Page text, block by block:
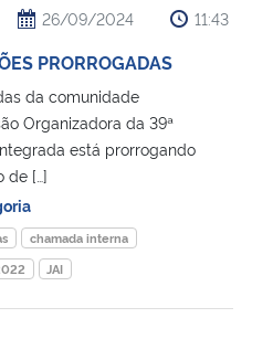
26/09/2024 11:43
PRORROGADAS
da comunidade
Organizadora da 39ª
está prorrogando
de […]
chamada interna
JAI